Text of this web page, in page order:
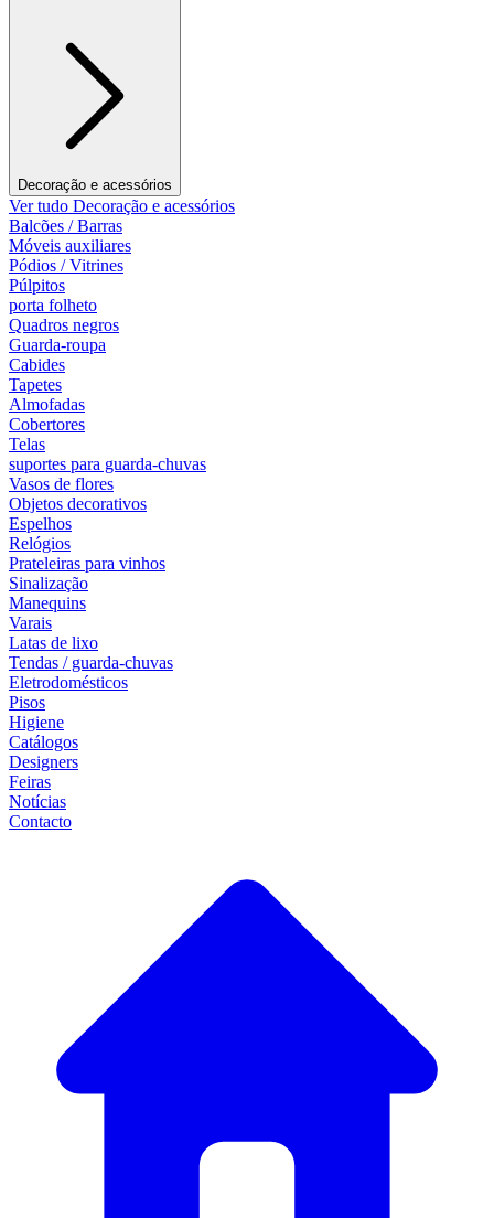
Decoração e acessórios
Ver tudo Decoração e acessórios
Balcões / Barras
Móveis auxiliares
Pódios / Vitrines
Púlpitos
porta folheto
Quadros negros
Guarda-roupa
Cabides
Tapetes
Almofadas
Cobertores
Telas
suportes para guarda-chuvas
Vasos de flores
Objetos decorativos
Espelhos
Relógios
Prateleiras para vinhos
Sinalização
Manequins
Varais
Latas de lixo
Tendas / guarda-chuvas
Eletrodomésticos
Pisos
Higiene
Catálogos
Designers
Feiras
Notícias
Contacto